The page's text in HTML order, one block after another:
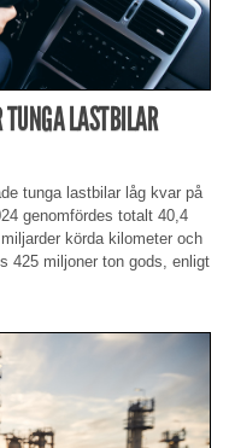
LASTBILAR
tunga lastbilar låg kvar på
genomfördes totalt 40,4
körda kilometer och
425 miljoner ton gods, enligt